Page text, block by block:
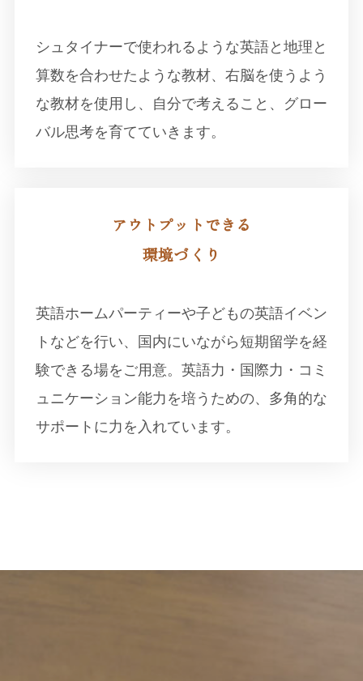
シュタイナーで使われるような英語と地理と
算数を合わせたような教材、右脳を使うよう
な教材を使用し、自分で考えること、グロー
バル思考を育てていきます。
アウトプットできる
環境づくり
英語ホームパーティーや子どもの英語イベン
トなどを行い、国内にいながら短期留学を経
験できる場をご用意。英語力・国際力・コミ
ュニケーション能力を培うための、多角的な
サポートに力を入れています。